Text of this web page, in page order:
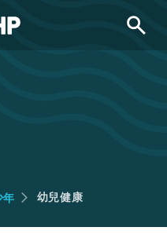
search
年 幼兒健康